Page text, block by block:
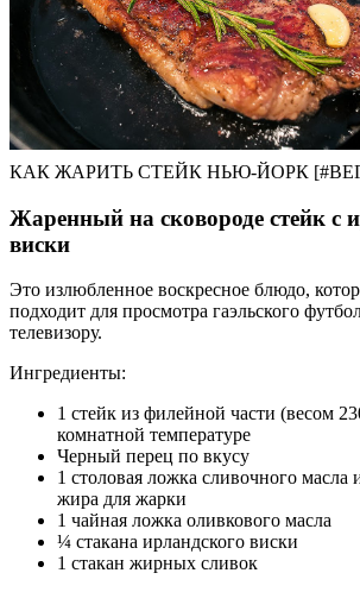
КАК ЖАРИТЬ СТЕЙК НЬЮ-ЙОРК
Жаренный на сковороде стейк с
виски
Это излюбленное воскресное блюдо,
подходит для просмотра гаэльского
телевизору.
Ингредиенты:
1 стейк из филейной части (весом
комнатной температуре
Черный перец по вкусу
1 столовая ложка сливочного масла
жира для жарки
1 чайная ложка оливкового масла
¼ стакана ирландского виски
1 стакан жирных сливок